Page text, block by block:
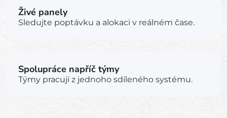
Živé panely
Sledujte poptávku a alokaci v reálném čase.
Spolupráce napříč týmy
Týmy pracují z jednoho sdíleného systému.